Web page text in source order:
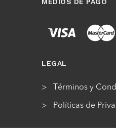
MEDIOS DE PAGO
LEGAL
Términos y
Políticas de